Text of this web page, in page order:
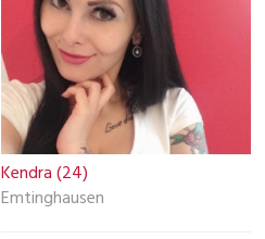
Kendra (24)
Emtinghausen